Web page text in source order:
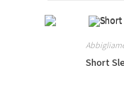
Short